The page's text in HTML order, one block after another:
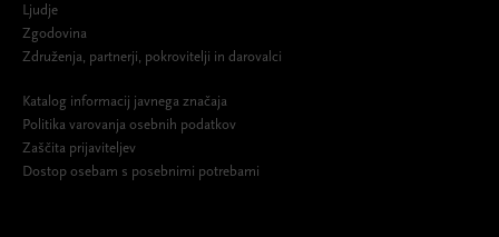
Ljudje
Zgodovina
Združenja, partnerji, pokrovitelji in darovalci
Katalog informacij javnega značaja
Politika varovanja osebnih podatkov
Zaščita prijaviteljev
Dostop osebam s posebnimi potrebami